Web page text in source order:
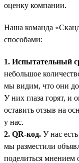
оценку компании.
Наша команда
способами:
1. Испытательный
небольшое
мы видим, что они
У них глаза горят, и
оставить отзыв на
у нас.
2. QR-код. У нас
мы разместили
поделиться мнением